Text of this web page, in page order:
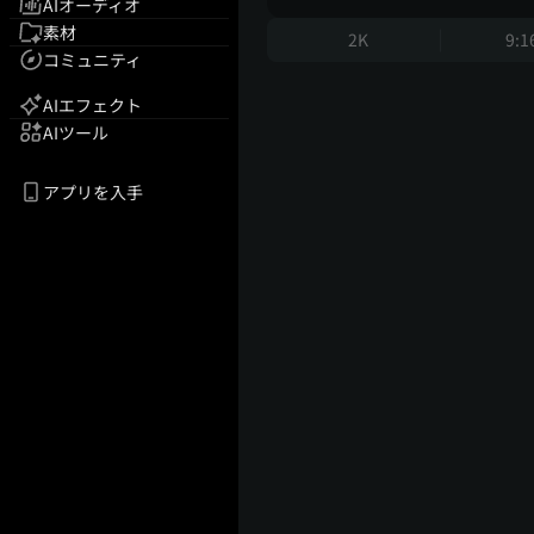
AIオーディオ
素材
コミュニティ
AIエフェクト
AIツール
アプリを入手
2K